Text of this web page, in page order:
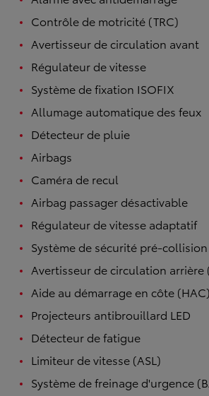
Contrôle de motricité (TRC)
Avertisseur de circulation avant
Régulateur de vitesse
Système de fixation ISOFIX
Allumage automatique des feux
Détecteur de pluie
Airbags
Caméra de recul
Airbag passager désactivable
Régulateur de vitesse adaptatif
Système de sécurité pré-collision
Avertisseur de circulation arrière
Aide au démarrage en côte (HAC)
Projecteurs antibrouillard LED
Détecteur de fatigue
Limiteur de vitesse (ASL)
Système de freinage d'urgence